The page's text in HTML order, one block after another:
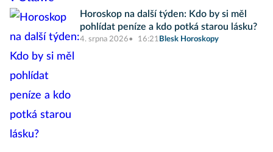
Horoskop na další týden: Kdo by si měl
pohlídat peníze a kdo potká starou lásku?
4. srpna 2026 16:21 Blesk Horoskopy